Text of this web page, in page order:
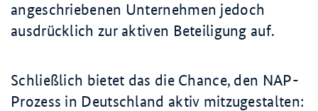
angeschriebenen Unternehmen jedoch
ausdrücklich zur aktiven Beteiligung auf.
Schließlich bietet das die Chance, den NAP-
Prozess in Deutschland aktiv mitzugestalten: